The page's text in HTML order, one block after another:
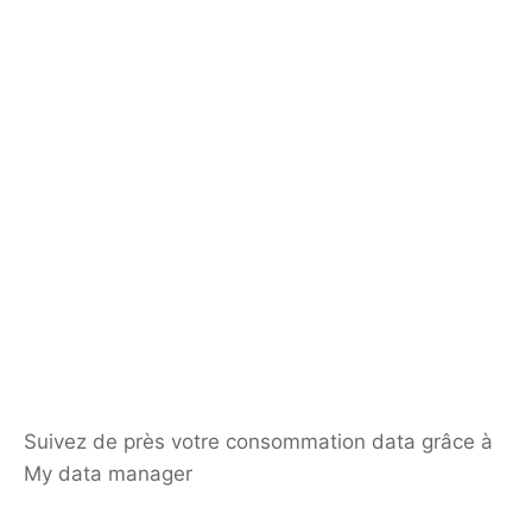
Suivez de près votre consommation data grâce à
My data manager